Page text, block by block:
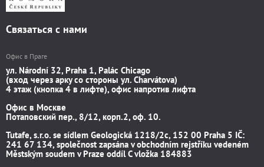
Связаться с нами
Офис в Праге
ул. Národní 32, Praha 1, Palác Chicago
(вход через арку со стороны ул. Charvátova)
4 этаж (кнопка 4 в лифте), офис напротив лифта
Офис в Москве
Потаповский пер., 8/12, корп.2, оф. 10.
Tutafe, s.r.o. se sídlem Geologická 1218/2c, 152 00 Praha 5 IČ:
241 67 134, společnost zapsána v obchodním rejstříku vedeném
Městským soudem v Praze oddíl C vložka 184883